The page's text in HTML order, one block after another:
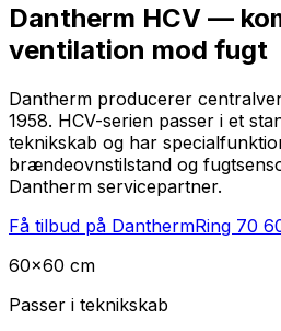
Dantherm HCV —
ventilation mod fugt
Dantherm producerer
1958. HCV-serien passer i et
teknikskab og har
brændeovnstilstand og
Dantherm servicepartner.
Få tilbud på DanthermRing 70
60x60 cm
Passer i teknikskab